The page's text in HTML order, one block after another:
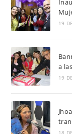
19
a
19
18